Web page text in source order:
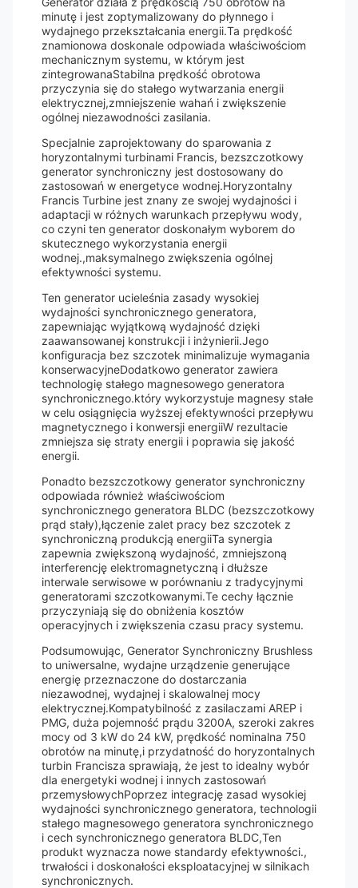
minutę i jest zoptymalizowany do płynnego i
wydajnego przekształcania energii.Ta prędkość
znamionowa doskonale odpowiada właściwościom
mechanicznym systemu, w którym jest
zintegrowanaStabilna prędkość obrotowa
przyczynia się do stałego wytwarzania energii
elektrycznej,zmniejszenie wahań i zwiększenie
ogólnej niezawodności zasilania.
Specjalnie zaprojektowany do sparowania z
horyzontalnymi turbinami Francis, bezszczotkowy
generator synchroniczny jest dostosowany do
zastosowań w energetyce wodnej.Horyzontalny
Francis Turbine jest znany ze swojej wydajności i
adaptacji w różnych warunkach przepływu wody,
co czyni ten generator doskonałym wyborem do
skutecznego wykorzystania energii
wodnej.,maksymalnego zwiększenia ogólnej
efektywności systemu.
Ten generator ucieleśnia zasady wysokiej
wydajności synchronicznego generatora,
zapewniając wyjątkową wydajność dzięki
zaawansowanej konstrukcji i inżynierii.Jego
konfiguracja bez szczotek minimalizuje wymagania
konserwacyjneDodatkowo generator zawiera
technologię stałego magnesowego generatora
synchronicznego.który wykorzystuje magnesy stałe
w celu osiągnięcia wyższej efektywności przepływu
magnetycznego i konwersji energiiW rezultacie
zmniejsza się straty energii i poprawia się jakość
energii.
Ponadto bezszczotkowy generator synchroniczny
odpowiada również właściwościom
synchronicznego generatora BLDC (bezszczotkowy
prąd stały),łączenie zalet pracy bez szczotek z
synchroniczną produkcją energiiTa synergia
zapewnia zwiększoną wydajność, zmniejszoną
interferencję elektromagnetyczną i dłuższe
interwale serwisowe w porównaniu z tradycyjnymi
generatorami szczotkowanymi.Te cechy łącznie
przyczyniają się do obniżenia kosztów
operacyjnych i zwiększenia czasu pracy systemu.
Podsumowując, Generator Synchroniczny Brushless
to uniwersalne, wydajne urządzenie generujące
energię przeznaczone do dostarczania
niezawodnej, wydajnej i skalowalnej mocy
elektrycznej.Kompatybilność z zasilaczami AREP i
PMG, duża pojemność prądu 3200A, szeroki zakres
mocy od 3 kW do 24 kW, prędkość nominalna 750
obrotów na minutę,i przydatność do horyzontalnych
turbin Francisza sprawiają, że jest to idealny wybór
dla energetyki wodnej i innych zastosowań
przemysłowychPoprzez integrację zasad wysokiej
wydajności synchronicznego generatora, technologii
stałego magnesowego generatora synchronicznego
i cech synchronicznego generatora BLDC,Ten
produkt wyznacza nowe standardy efektywności.,
trwałości i doskonałości eksploatacyjnej w silnikach
synchronicznych.